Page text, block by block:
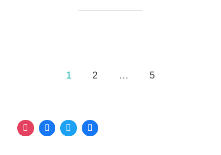
Paginación
entradas
1 2 … 5